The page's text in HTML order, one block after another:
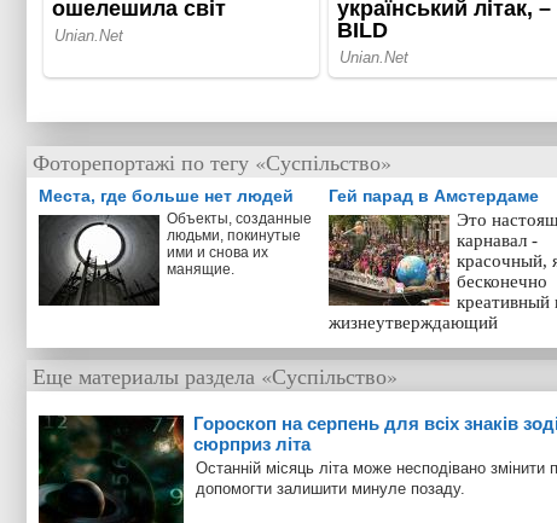
Фоторепортажі по тегу «Суспільство»
Места, где больше нет людей
Объекты, созданные
людьми, покинутые
ими и снова их
манящие.
Гей парад в Амстердаме
Это
карнавал -
красочный,
бесконечно
креативный
жизнеутверждающий
Еще материалы раздела «Суспільство»
Гороскоп на серпень для всіх знаків
сюрприз літа
Останній місяць літа може несподівано
допомогти залишити минуле позаду.